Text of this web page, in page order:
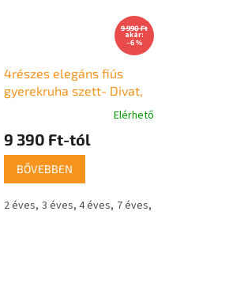
9 990 Ft
akár:
–6 %
4részes elegáns fiús
gyerekruha szett- Divat,
Elérhető
9 390 Ft-tól
BŐVEBBEN
2 éves 3 éves 4 éves 7 éves